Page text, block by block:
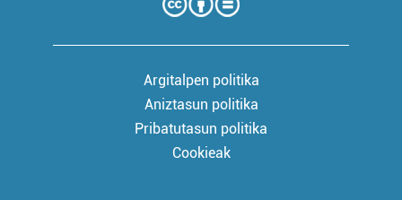
Argitalpen politika
Aniztasun politika
Pribatutasun politika
Cookieak